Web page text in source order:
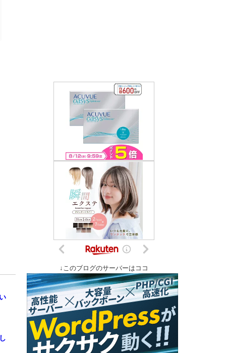
↓このブログのサーバーはココ